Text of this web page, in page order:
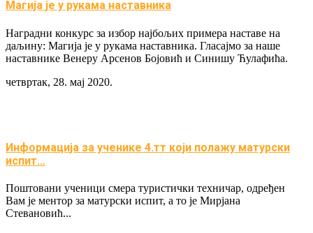
Магија је у рукама наставника
Наградни конкурс за избор најбољих примера наставе на
даљину: Магија је у рукама наставника. Гласајмо за наше
наставнике Венеру Арсенов Бојовић и Синишу Ћулафића.
четвртак, 28. мај 2020.
Информација за ученике 4.тт који полажу матурски
испит…
Поштовани ученици смера туристички техничар, одређен
Вам је ментор за матурски испит, а то је Мирјана
Стевановић...